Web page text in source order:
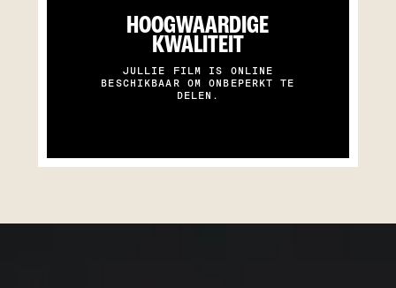
HOOGWAARDIGE
KWALITEIT
JULLIE FILM IS ONLINE
BESCHIKBAAR OM ONBEPERKT TE
DELEN.